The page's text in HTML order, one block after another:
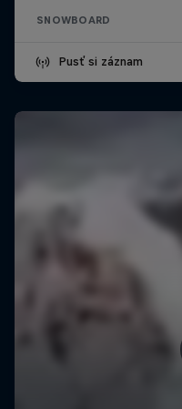
SNOWBOARD
Pusť si záznam